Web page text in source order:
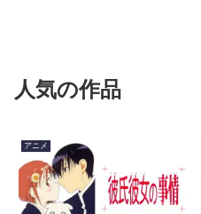
人気の作品
アニメ